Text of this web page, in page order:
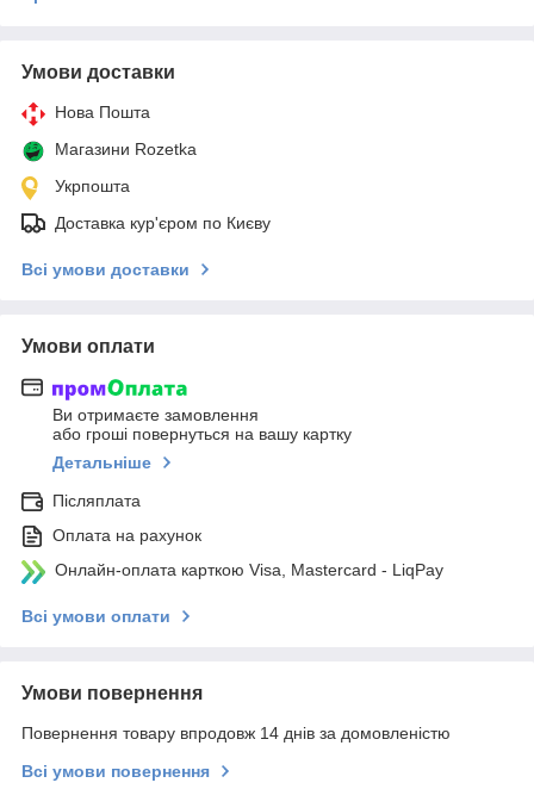
Умови доставки
Нова Пошта
Магазини Rozetka
Укрпошта
Доставка кур'єром по Києву
Всі умови доставки
Умови оплати
Ви отримаєте замовлення
або гроші повернуться на вашу картку
Детальніше
Післяплата
Оплата на рахунок
Онлайн-оплата карткою Visa, Mastercard - LiqPay
Всі умови оплати
Умови повернення
Повернення товару впродовж 14 днів за домовленістю
Всі умови повернення